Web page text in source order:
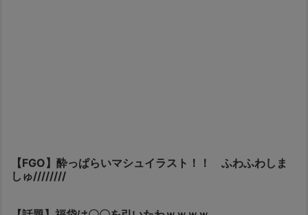
【FGO】酔っぱらいマシュイラスト！！ ふわふわしま
しゅ////////